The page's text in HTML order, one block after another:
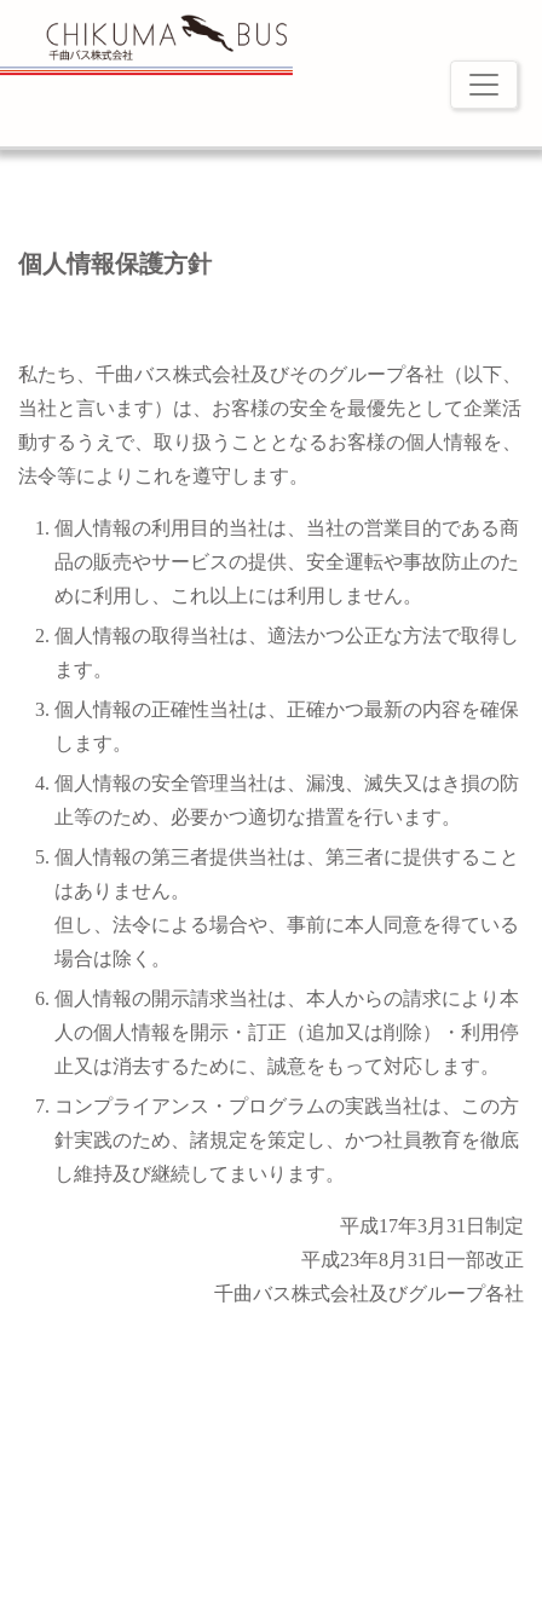
個人情報保護方針
私たち、千曲バス株式会社及びそのグループ各社（以下、
当社と言います）は、お客様の安全を最優先として企業活
動するうえで、取り扱うこととなるお客様の個人情報を、
法令等によりこれを遵守します。
個人情報の利用目的当社は、当社の営業目的である商
品の販売やサービスの提供、安全運転や事故防止のた
めに利用し、これ以上には利用しません。
個人情報の取得当社は、適法かつ公正な方法で取得し
ます。
個人情報の正確性当社は、正確かつ最新の内容を確保
します。
個人情報の安全管理当社は、漏洩、滅失又はき損の防
止等のため、必要かつ適切な措置を行います。
個人情報の第三者提供当社は、第三者に提供すること
はありません。
但し、法令による場合や、事前に本人同意を得ている
場合は除く。
個人情報の開示請求当社は、本人からの請求により本
人の個人情報を開示・訂正（追加又は削除）・利用停
止又は消去するために、誠意をもって対応します。
コンプライアンス・プログラムの実践当社は、この方
針実践のため、諸規定を策定し、かつ社員教育を徹底
し維持及び継続してまいります。
平成17年3月31日制定
平成23年8月31日一部改正
千曲バス株式会社及びグループ各社